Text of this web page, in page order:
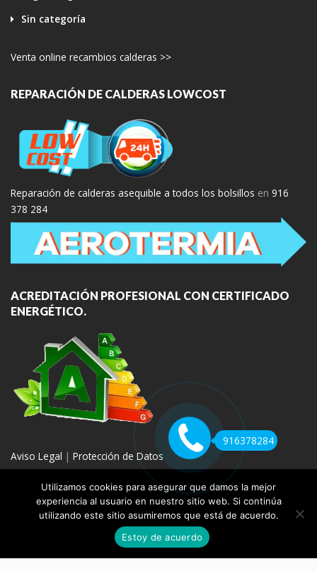
Sin categoría
Venta online recambios calderas >>
REPARACIÓN DE CALDERAS LOWCOST
Reparación de calderas asequible a todos los bolsillos en 916
378 284
ACREDITACIÓN PROFESIONAL CON CERTIFICADO
ENERGÉTICO.
Aviso Legal | Protección de Datos
COPYRIGHT 2020 | REPARACION DE CALDERAS MADRID
VENTA E INSTALACIÓN AEROTERMIA
BLOG
CONTACTO
Utilizamos cookies para asegurar que damos la mejor
experiencia al usuario en nuestro sitio web. Si continúa
utilizando este sitio asumiremos que está de acuerdo.
Estoy de acuerdo
916378284